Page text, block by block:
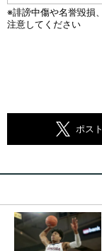
ポスト